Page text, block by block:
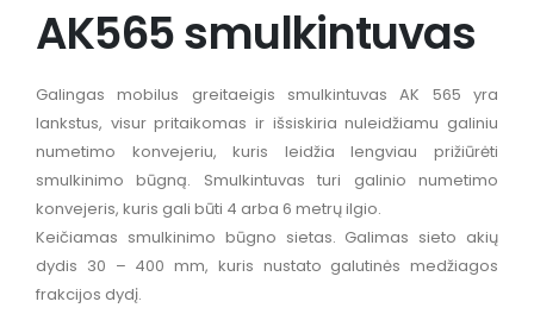
AK565 smulkintuvas
Galingas mobilus greitaeigis smulkintuvas AK 565 yra
lankstus, visur pritaikomas ir išsiskiria nuleidžiamu galiniu
numetimo konvejeriu, kuris leidžia lengviau prižiūrėti
smulkinimo būgną. Smulkintuvas turi galinio numetimo
konvejeris, kuris gali būti 4 arba 6 metrų ilgio.
Keičiamas smulkinimo būgno sietas. Galimas sieto akių
dydis 30 – 400 mm, kuris nustato galutinės medžiagos
frakcijos dydį.